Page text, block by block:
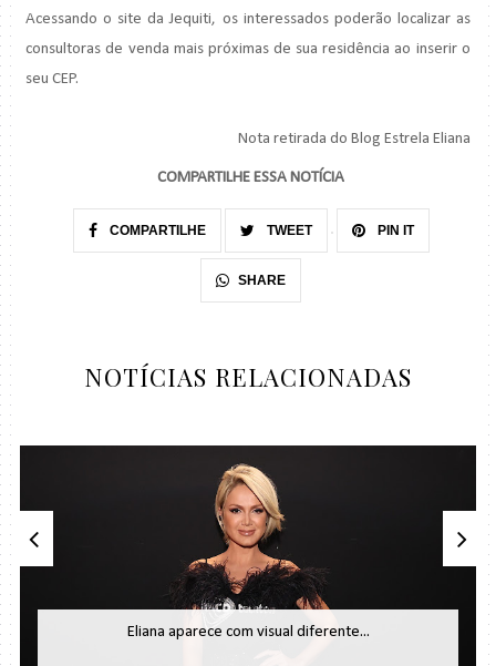
Acessando o site da Jequiti, os interessados poderão localizar as
consultoras de venda mais próximas de sua residência ao inserir o
seu CEP.
Nota retirada do Blog Estrela Eliana
COMPARTILHE ESSA NOTÍCIA
COMPARTILHE TWEET PIN IT
SHARE
NOTÍCIAS RELACIONADAS
Eliana aparece com visual diferente...